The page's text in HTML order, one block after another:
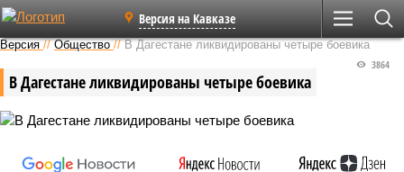
Версия на Кавказе
Версия //Общество //В Дагестане ликвидированы четыре боевика
В Дагестане ликвидированы четыре боевика
3864